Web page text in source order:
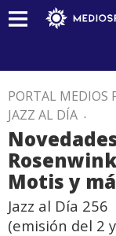
PORTAL MEDIOS
JAZZ AL DÍA .
Motis y
Jazz al Día 256
(emisión del 2